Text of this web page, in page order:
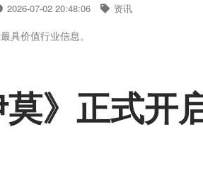
2026-07-02 20:48:06 资讯
具价值行业信息。
莫》正式